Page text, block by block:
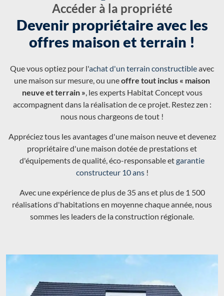
Accéder à la propriété
Devenir propriétaire avec les
offres maison et terrain !
Que vous optiez pour l'achat d'un terrain constructibleavec
une maison sur mesure, ou uneoffre tout inclus « maison
neuve et terrain », les experts Habitat Concept vous
accompagnent dans la réalisation de ce projet. Restez zen :
nous nous chargeons de tout !
Appréciez tous les avantages d'une maison neuve et devenez
propriétaire d'une maison dotée de prestations et
d'équipements de qualité, éco-responsable etgarantie
constructeur 10 ans!
Avec une expérience de plus de 35 ans et plus de 1 500
réalisations d'habitations en moyenne chaque année, nous
sommes les leaders de la construction régionale.